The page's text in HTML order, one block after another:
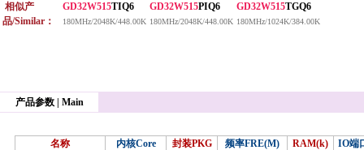
相似产
品/Similar：
GD32W515TIQ6
180MHz/2048K/448.00K
GD32W515PIQ6
180MHz/2048K/448.00K
GD32W515TGQ6
180MHz/1024K/384.00K
产品参数 | Main
名称 内核Core 封装PKG 频率FRE(M) RAM(k)
IO端